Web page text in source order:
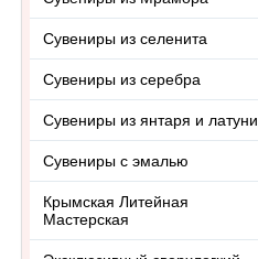
Сувениры из селенита
Сувениры из серебра
Сувениры из янтаря и латуни
Сувениры с эмалью
Крымская Литейная
Мастерская